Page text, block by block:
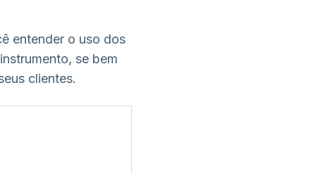
entender o uso dos
se bem
clientes.